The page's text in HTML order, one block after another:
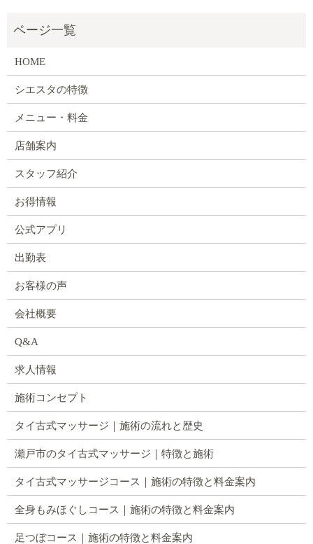
HOME
シエスタの特徴
メニュー・料金
店舗案内
スタッフ紹介
お得情報
公式アプリ
出勤表
お客様の声
会社概要
Q&A
求人情報
施術コンセプト
タイ古式マッサージ｜施術の流れと歴史
瀬戸市のタイ古式マッサージ｜特徴と施術
タイ古式マッサージコース｜施術の特徴と料金案内
全身もみほぐしコース｜施術の特徴と料金案内
足つぼコース｜施術の特徴と料金案内